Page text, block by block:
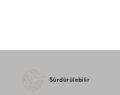
Sürdürülebilir